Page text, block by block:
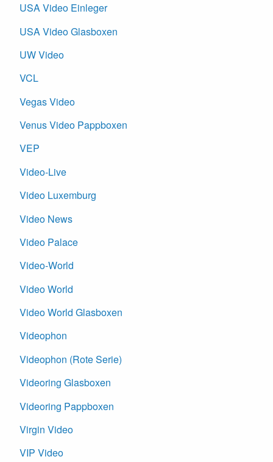
USA Video Einleger
USA Video Glasboxen
UW Video
VCL
Vegas Video
Venus Video Pappboxen
VEP
Video-Live
Video Luxemburg
Video News
Video Palace
Video-World
Video World
Video World Glasboxen
Videophon
Videophon (Rote Serie)
Videoring Glasboxen
Videoring Pappboxen
Virgin Video
VIP Video